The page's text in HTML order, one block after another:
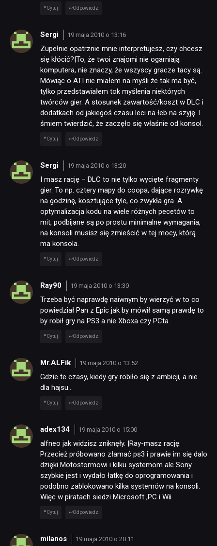
Cytuj Odpowiedz
Sergi 19 maja 2010 o 13:16
Zupełnie opatrznie mnie interpretujesz, czy chcesz
się kłócić?|To, że twoi znajomi nie ogarniają
komputera, nie znaczy, że wszyscy gracze tacy są.
Mówiąc o ATI nie miałem na myśli że tak ma być,
tylko przedstawiałem tok myślenia niektórych
twórców gier. A stosunek zawartość/koszt w DLC i
dodatkach od jakiegoś czasu leci na łeb na szyję. I
śmiem twierdzić, że zaczęło się właśnie od konsol.
Cytuj Odpowiedz
Sergi 19 maja 2010 o 13:20
I masz rację – DLC to nie tylko wycięte fragmenty
gier. To np. cztery mapy do coopa, dające rozrywkę
na godzinę, kosztujące tyle, co zwykła gra. A
optymalizacja kodu na wiele różnych pecetów to
mit, podbijane są po prostu minimalne wymagania,
na konsoli musisz się zmieścić w tej mocy, którą
ma konsola.
Cytuj Odpowiedz
Ray90 19 maja 2010 o 13:30
Trzeba być naprawdę naiwnym by wierzyć w to co
powiedział Pan z Epic jak by mówił samą prawdę to
by robił gry na PS3 a nie Xboxa czy PCta.
Cytuj Odpowiedz
Mr.ALFik 19 maja 2010 o 13:52
Gdzie te czasy, kiedy gry robiło się z ambicji, a nie
dla hajsu..
Cytuj Odpowiedz
adex134 19 maja 2010 o 15:00
alfneo jak widzisz zniknęły. |Ray-masz rację.
Przecież próbowano złamać ps3 i prawie im się dalo
dzięki Motostormowi i kilku systemom ale Sony
szybkie jest i wydało łatkę do oprogramowania i
podobno zablokowano kilka systemów na konsoli.
Więc w piratach siedzi Microsoft ,PC i Wii
Cytuj Odpowiedz
milanos 19 maja 2010 o 20:11